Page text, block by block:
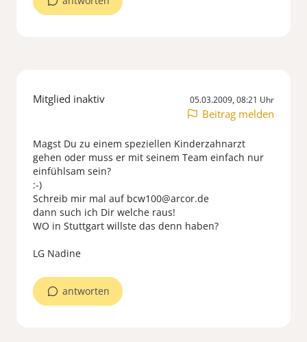
Mitglied inaktiv 05.03.2009, 08:21 Uhr
Beitrag melden
Magst Du zu einem speziellen Kinderzahnarzt
gehen oder muss er mit seinem Team einfach nur
einfühlsam sein?
:-)
Schreib mir mal auf bcw100@arcor.de
dann such ich Dir welche raus!
WO in Stuttgart willste das denn haben?
LG Nadine
antworten